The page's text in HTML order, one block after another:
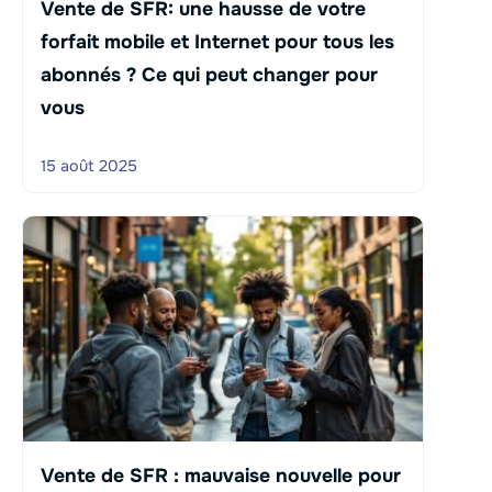
Vente de SFR: une hausse de votre
forfait mobile et Internet pour tous les
abonnés ? Ce qui peut changer pour
vous
15 août 2025
Vente de SFR : mauvaise nouvelle pour